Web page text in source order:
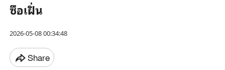
ซือเฝิ่น
2026-05-08 00:34:48
Share